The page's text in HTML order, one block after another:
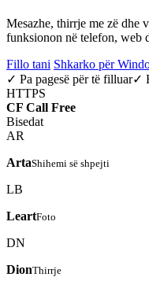
Mesazhe, thirrje me zë dhe
funksionon në telefon, web
Fillo tani Shkarko për
✓ Pa pagesë për të filluar✓
HTTPS
CF Call Free
Bisedat
AR
ArtaShihemi së shpejti
LB
LeartFoto
DN
DionThirrje